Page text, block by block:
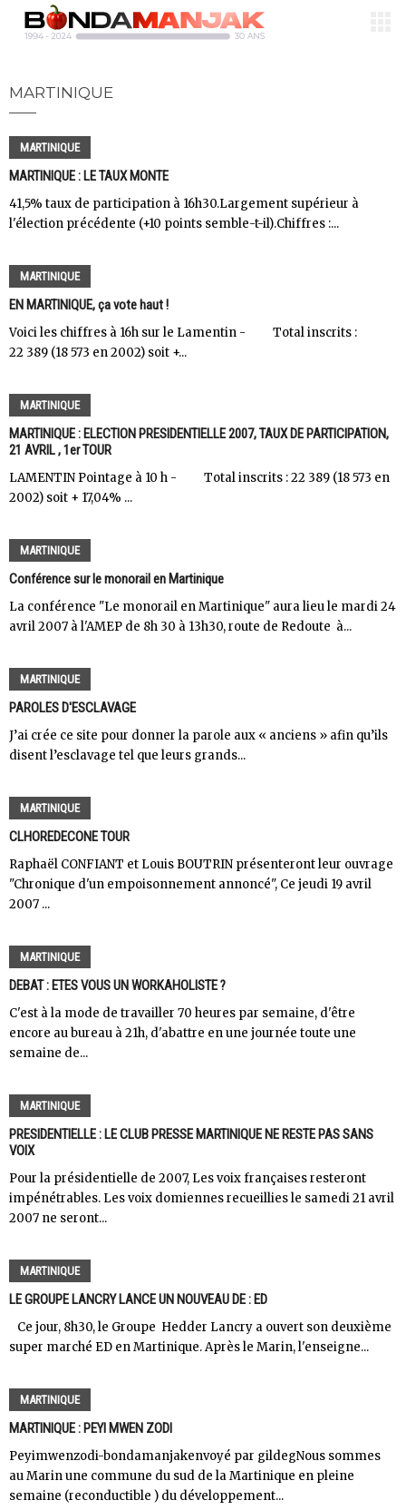
MARTINIQUE
MARTINIQUE
MARTINIQUE : LE TAUX MONTE
41,5% taux de participation à 16h30.Largement supérieur à
l'élection précédente (+10 points semble-t-il).Chiffres :...
MARTINIQUE
EN MARTINIQUE, ça vote haut !
Voici les chiffres à 16h sur le Lamentin - Total inscrits :
22 389 (18 573 en 2002) soit +...
MARTINIQUE
MARTINIQUE : ELECTION PRESIDENTIELLE 2007, TAUX DE PARTICIPATION,
21 AVRIL , 1er TOUR
LAMENTIN Pointage à 10 h - Total inscrits : 22 389 (18 573 en
2002) soit + 17,04% ...
MARTINIQUE
Conférence sur le monorail en Martinique
La conférence "Le monorail en Martinique" aura lieu le mardi 24
avril 2007 à l'AMEP de 8h 30 à 13h30, route de Redoute à...
MARTINIQUE
PAROLES D'ESCLAVAGE
J’ai crée ce site pour donner la parole aux « anciens » afin qu’ils
disent l’esclavage tel que leurs grands...
MARTINIQUE
CLHOREDECONE TOUR
Raphaël CONFIANT et Louis BOUTRIN présenteront leur ouvrage
"Chronique d'un empoisonnement annoncé", Ce jeudi 19 avril
2007 ...
MARTINIQUE
DEBAT : ETES VOUS UN WORKAHOLISTE ?
C'est à la mode de travailler 70 heures par semaine, d'être
encore au bureau à 21h, d'abattre en une journée toute une
semaine de...
MARTINIQUE
PRESIDENTIELLE : LE CLUB PRESSE MARTINIQUE NE RESTE PAS SANS
VOIX
Pour la présidentielle de 2007, Les voix françaises resteront
impénétrables. Les voix domiennes recueillies le samedi 21 avril
2007 ne seront...
MARTINIQUE
LE GROUPE LANCRY LANCE UN NOUVEAU DE : ED
Ce jour, 8h30, le Groupe Hedder Lancry a ouvert son deuxième
super marché ED en Martinique. Après le Marin, l'enseigne...
MARTINIQUE
MARTINIQUE : PEYI MWEN ZODI
Peyimwenzodi-bondamanjakenvoyé par gildegNous sommes
au Marin une commune du sud de la Martinique en pleine
semaine (reconductible ) du développement...